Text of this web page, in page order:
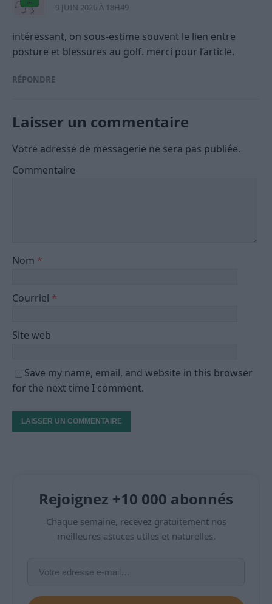
9 JUIN 2026 À 18H49
intéressant, on sous-estime souvent le lien entre
posture et blessures au golf. merci pour l’article.
RÉPONDRE
Laisser un commentaire
Votre adresse de messagerie ne sera pas publiée.
Commentaire
Nom *
Courriel *
Site web
Save my name, email, and website in this browser
for the next time I comment.
Rejoignez +10 000 abonnés
Chaque semaine, recevez gratuitement nos
meilleures astuces utiles et naturelles.